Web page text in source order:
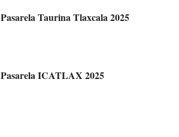
Pasarela Taurina Tlaxcala 2025
Pasarela ICATLAX 2025